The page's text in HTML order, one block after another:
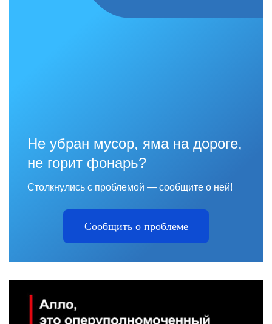
Не убран мусор, яма на дороге,
не горит фонарь?
Столкнулись с проблемой — сообщите о ней!
Сообщить о проблеме